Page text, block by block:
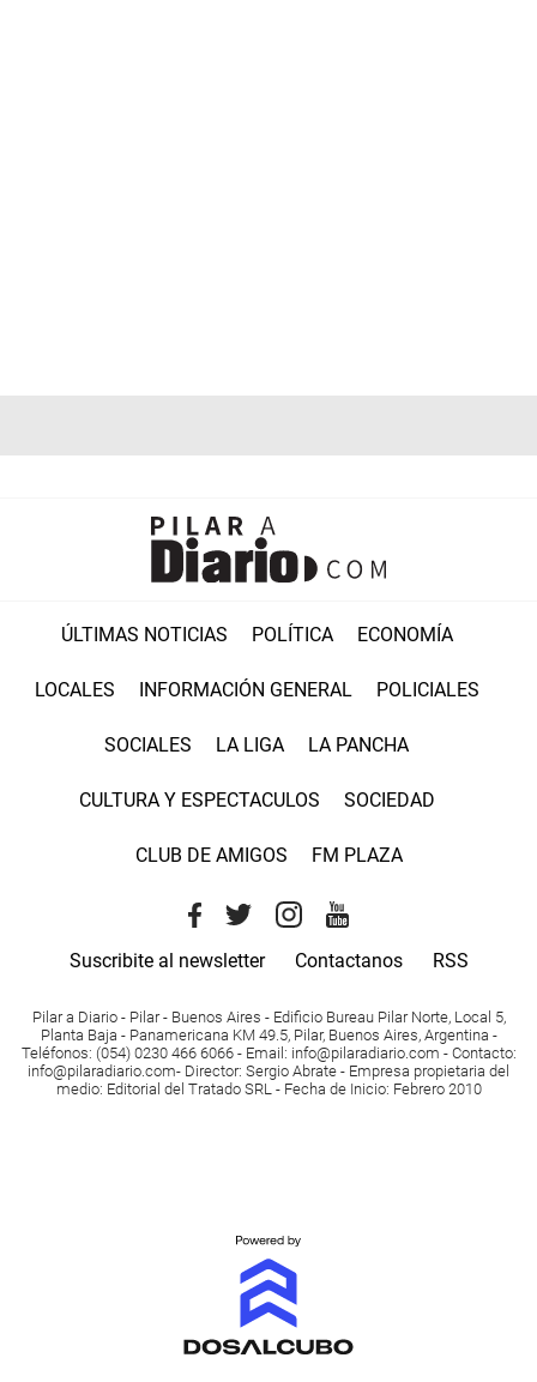
ÚLTIMAS NOTICIAS POLÍTICA ECONOMÍA
LOCALES INFORMACIÓN GENERAL POLICIALES
SOCIALES LA LIGA LA PANCHA
CULTURA Y ESPECTACULOS SOCIEDAD
CLUB DE AMIGOS FM PLAZA
Suscribite al newsletter Contactanos RSS
Pilar a Diario - Pilar - Buenos Aires - Edificio Bureau Pilar Norte, Local 5,
Planta Baja - Panamericana KM 49.5, Pilar, Buenos Aires, Argentina -
Teléfonos: (054) 0230 466 6066 - Email : info@pilaradiario.com - Contacto:
info@pilaradiario.com- Director: Sergio Abrate - Empresa propietaria del
medio: Editorial del Tratado SRL - Fecha de Inicio: Febrero 2010